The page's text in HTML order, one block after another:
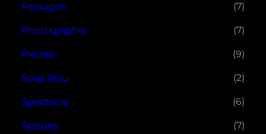
Paysages (7)
Photographie (7)
Pierres (9)
Sous l'eau (2)
Spectacle (6)
Statues (7)